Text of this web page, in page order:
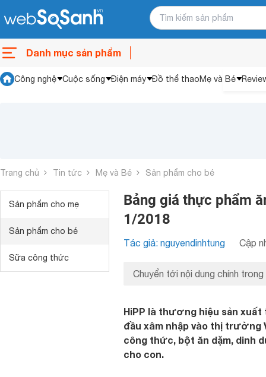
Danh mục sản phẩm
Công nghệ Cuộc sống Điện máy Đồ thể thaoMẹ và Bé
Trang chủ Tin tức Mẹ và Bé Sản phẩm cho bé
Sản phẩm cho mẹ
Sản phẩm cho bé
Sữa công thức
Bảng giá thực phẩm
1/2018
Tác giả: nguyendinhtung Cập
Chuyển tới nội dung chính trong
HiPP là thương hiệu sản
đầu xâm nhập vào thị trường
công thức, bột ăn dặm, dinh
cho con.